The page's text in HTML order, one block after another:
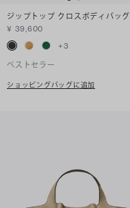
ジップトップ クロスボディバッグ
¥ 39,600
+3
ベストセラー
ショッピングバッグに追加